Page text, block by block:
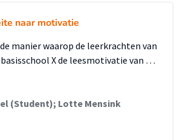
naar motivatie
manier waarop de leerkrachten van
basisschool X de leesmotivatie van …
(Student); Lotte Mensink